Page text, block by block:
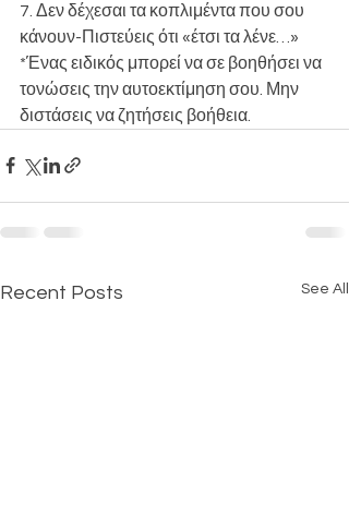
7. Δεν δέχεσαι τα κοπλιμέντα που σου
κάνουν-Πιστεύεις ότι «έτσι τα λένε…»
*Ένας ειδικός μπορεί να σε βοηθήσει να
τονώσεις την αυτοεκτίμηση σου. Μην
διστάσεις να ζητήσεις βοήθεια.
Recent Posts See All